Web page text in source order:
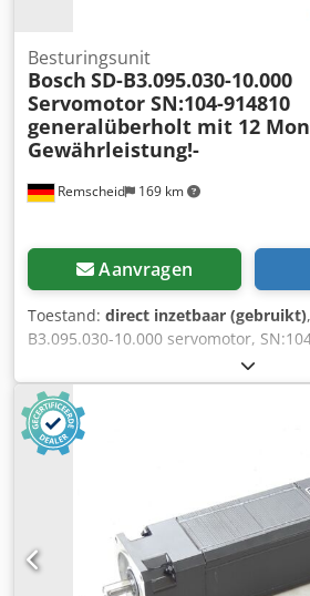
Remscheid 169 km
Besturingsunit
Bosch SD-B3.095.030-10.000
Servomotor SN:104-914810
generalüberholt mit 12
Gewährleistung!-
Aanvragen
Toestand: direct inzetbaar (gebruikt)
B3.095.030-10.000 servomotor,
volledig gereviseerd en getest met
100% werkend, leveringsomvang
overeengekomen verkoopkortingen
toepassing op dit artikel. Vraag apart
Chodpfxei D E Taj Apija